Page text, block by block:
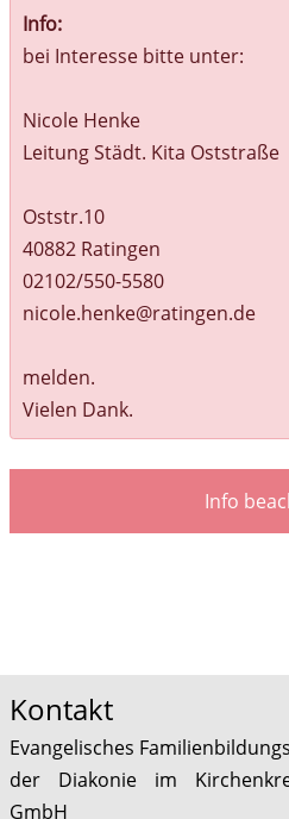
Info:
bei Interesse bitte unter:
Nicole Henke
Leitung Städt. Kita Oststraße
Oststr.10
40882 Ratingen
02102/550-5580
nicole.henke@ratingen.de
melden.
Vielen Dank.
Info
Kontakt
Evangelisches
der Diakonie im
GmbH